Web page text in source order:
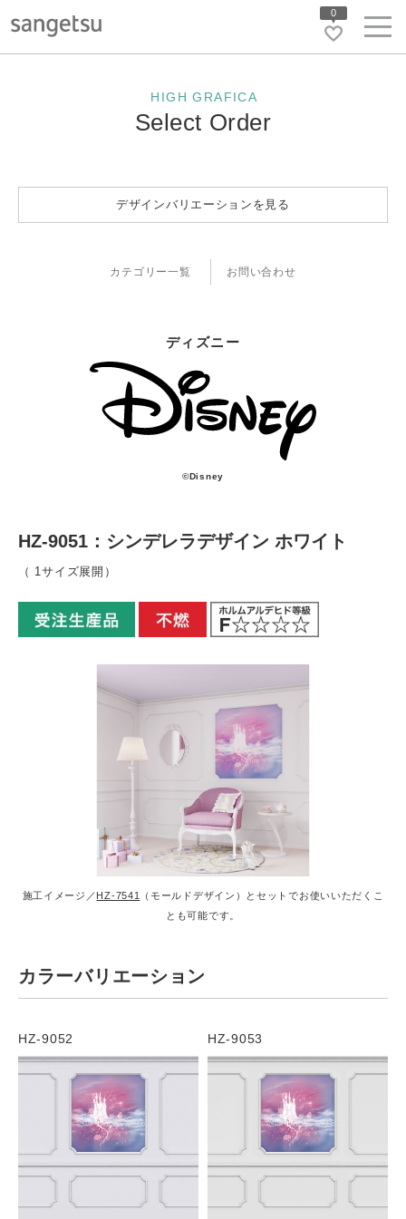
0
HIGH GRAFICA
Select Order
デザインバリエーションを見る
ディズニー
©Disney
カテゴリー一覧 お問い合わせ
HZ-9051：シンデレラデザイン ホワイト
（ 1サイズ展開）
施工イメージ／ HZ-7541 （モールドデザイン）とセットでお使いいただくこ
とも可能です。
カラーバリエーション
HZ-9052 HZ-9053